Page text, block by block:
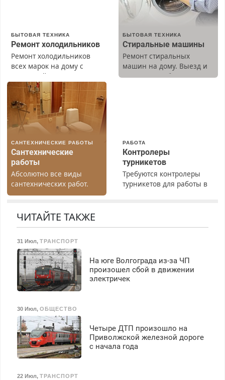
БЫТОВАЯ ТЕХНИКА
Ремонт холодильников
Ремонт холодильников
всех марок на дому с
гарантией. Замена
резины. Качественно.
Недорого. Без выходных.
Все районы. Скидка.
Вызов бесплатный.
БЫТОВАЯ ТЕХНИКА
Стиральные машины
Ремонт стиральных
машин на дому. Выезд и
диагностика бесплатно.
САНТЕХНИЧЕСКИЕ РАБОТЫ
Сантехнические
работы
Абсолютно все виды
сантехнических работ.
Быстро. Качественно.
РАБОТА
Контролеры
турникетов
Требуются контролеры
турникетов для работы в
Ежемесячно
выплачивается денежная
премия. Возможно
транспортной
безопасности с з/п до
125000 руб.
ЧИТАЙТЕ ТАКЖЕ
31 Июл, ТРАНСПОРТ
На юге Волгограда из-за ЧП
произошел сбой в движении
электричек
30 Июл, ОБЩЕСТВО
Четыре ДТП произошло на
Приволжской железной дороге
с начала года
22 Июл, ТРАНСПОРТ